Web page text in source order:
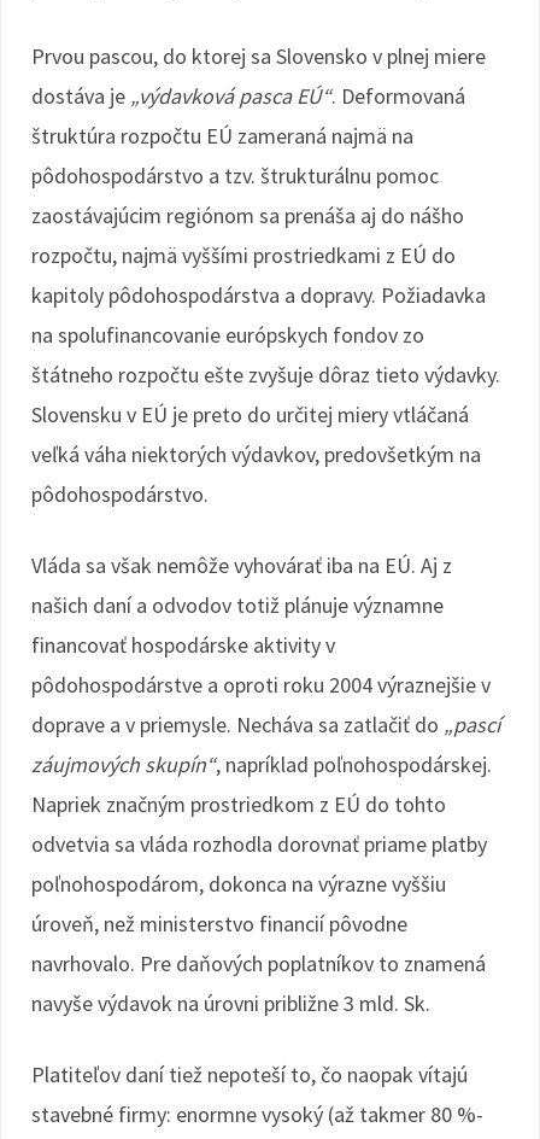
Prvou pascou, do ktorej sa Slovensko v plnej miere
dostáva je „výdavková pasca EÚ“. Deformovaná
štruktúra rozpočtu EÚ zameraná najmä na
pôdohospodárstvo a tzv. štrukturálnu pomoc
zaostávajúcim regiónom sa prenáša aj do nášho
rozpočtu, najmä vyššími prostriedkami z EÚ do
kapitoly pôdohospodárstva a dopravy. Požiadavka
na spolufinancovanie európskych fondov zo
štátneho rozpočtu ešte zvyšuje dôraz tieto výdavky.
Slovensku v EÚ je preto do určitej miery vtláčaná
veľká váha niektorých výdavkov, predovšetkým na
pôdohospodárstvo.
Vláda sa však nemôže vyhovárať iba na EÚ. Aj z
našich daní a odvodov totiž plánuje významne
financovať hospodárske aktivity v
pôdohospodárstve a oproti roku 2004 výraznejšie v
doprave a v priemysle. Necháva sa zatlačiť do „pascí
záujmových skupín“, napríklad poľnohospodárskej.
Napriek značným prostriedkom z EÚ do tohto
odvetvia sa vláda rozhodla dorovnať priame platby
poľnohospodárom, dokonca na výrazne vyššiu
úroveň, než ministerstvo financií pôvodne
navrhovalo. Pre daňových poplatníkov to znamená
navyše výdavok na úrovni približne 3 mld. Sk.
Platiteľov daní tiež nepoteší to, čo naopak vítajú
stavebné firmy: enormne vysoký (až takmer 80 %-